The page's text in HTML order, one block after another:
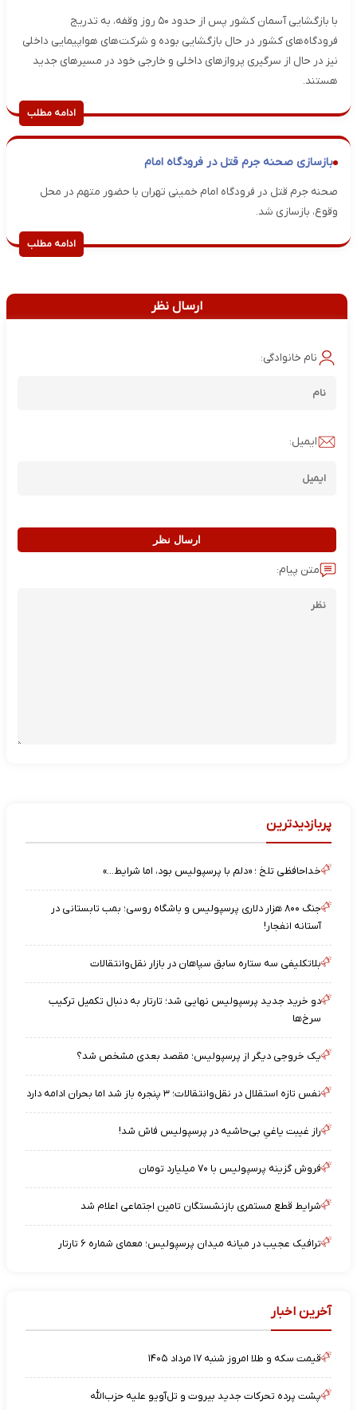
با بازگشایی آسمان کشور پس از حدود ۵۰ روز وقفه، به تدریج
فرودگاه‌های کشور در حال بازگشایی بوده و شرکت‌های هواپیمایی داخلی
نیز در حال از سرگیری پروازهای داخلی و خارجی خود در مسیرهای جدید
هستند.
ادامه مطلب
بازسازی صحنه جرم قتل در فرودگاه امام
صحنه جرم قتل در فرودگاه امام خمینی تهران با حضور متهم در محل
وقوع، بازسازی شد.
ادامه مطلب
ارسال نظر
نام خانوادگی:
ایمیل:
ارسال نظر
متن پیام:
پربازدیدترین
خداحافظی تلخ ؛ «دلم با پرسپولیس بود، اما شرایط…»
جنگ ۸۰۰ هزار دلاری پرسپولیس و باشگاه روسی؛ بمب تابستانی در
آستانه انفجار!
بلاتکلیفی سه ستاره سابق سپاهان در بازار نقل‌وانتقالات
دو خرید جدید پرسپولیس نهایی شد؛ تارتار به دنبال تکمیل ترکیب
سرخ‌ها
یک خروجی دیگر از پرسپولیس؛ مقصد بعدی مشخص شد؟
نفس تازه استقلال در نقل‌وانتقالات؛ ۳ پنجره باز شد اما بحران ادامه دارد
راز غیبت یاغیِ بی‌حاشیه در پرسپولیس فاش شد!
فروش گزینه پرسپولیس با ۷۰ میلیارد تومان
شرایط قطع مستمری بازنشستگان تامین اجتماعی اعلام شد
ترافیک عجیب در میانه میدان پرسپولیس؛ معمای شماره ۶ تارتار
آخرین اخبار
قیمت سکه و طلا امروز شنبه ۱۷ مرداد ۱۴۰۵
پشت پرده تحرکات جدید بیروت و تل‌آویو علیه حزب‌الله